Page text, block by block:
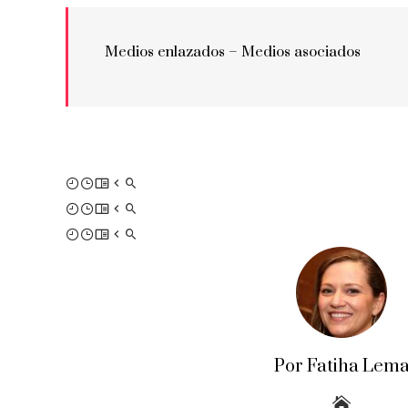
Medios enlazados – Medios asociados
Por Fatiha